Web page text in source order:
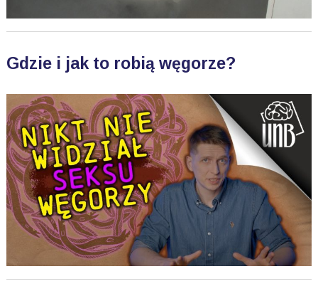
Gdzie i jak to robią węgorze?